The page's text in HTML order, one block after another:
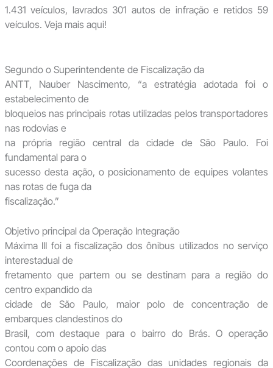
1.431 veículos, lavrados 301 autos de infração e retidos 59
veículos. Veja mais aqui!
Segundo o Superintendente de Fiscalização da
ANTT, Nauber Nascimento, “a estratégia adotada foi o
estabelecimento de
bloqueios nas principais rotas utilizadas pelos transportadores
nas rodovias e
na própria região central da cidade de São Paulo. Foi
fundamental para o
sucesso desta ação, o posicionamento de equipes volantes
nas rotas de fuga da
fiscalização.”
Objetivo principal da Operação Integração
Máxima III foi a fiscalização dos ônibus utilizados no serviço
interestadual de
fretamento que partem ou se destinam para a região do
centro expandido da
cidade de São Paulo, maior polo de concentração de
embarques clandestinos do
Brasil, com destaque para o bairro do Brás. O operação
contou com o apoio das
Coordenações de Fiscalização das unidades regionais da